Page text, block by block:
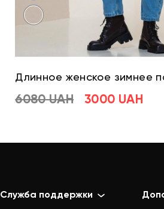
Длинное женское зимнее
6080 UAH 3000 UAH
Служба поддержки